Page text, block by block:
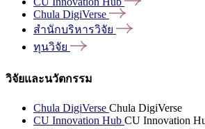
Chula DigiVerse
สำนักบริหารวิจัย
ทุนวิจัย
วิจัยและนวัตกรรม
Chula DigiVerse Chula DigiVerse
CU Innovation Hub CU Innovation